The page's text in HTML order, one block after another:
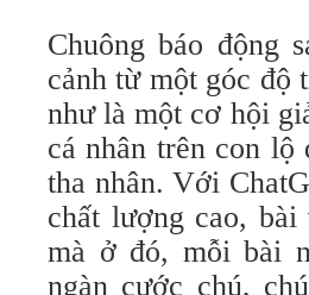
Chuông báo động
cảnh từ một góc độ
như là một cơ hội
cá nhân trên con
tha nhân. Với
chất lượng cao,
mà ở đó, mỗi bài
ngàn cước chú,